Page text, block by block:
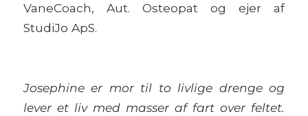
VaneCoach, Aut. Osteopat og ejer af
StudiJo ApS.
Josephine er mor til to livlige drenge og
lever et liv med masser af fart over feltet.